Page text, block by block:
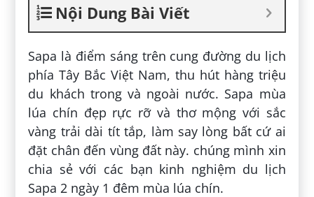
Nội Dung Bài Viết
Sapa là điểm sáng trên cung đường du lịch
phía Tây Bắc Việt Nam, thu hút hàng triệu
du khách trong và ngoài nước. Sapa mùa
lúa chín đẹp rực rỡ và thơ mộng với sắc
vàng trải dài tít tắp, làm say lòng bất cứ ai
đặt chân đến vùng đất này. chúng mình xin
chia sẻ với các bạn kinh nghiệm du lịch
Sapa 2 ngày 1 đêm mùa lúa chín.